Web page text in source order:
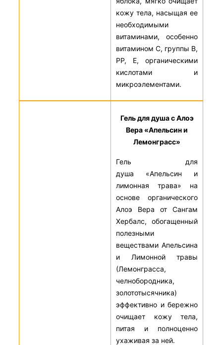
кожу тела, насыщая ее
необходимыми
витаминами, особенно
витамином С, группы В,
РР, Е, органическими
кислотами и
микроэлементами.
Гель для душа с Алоэ
Вера «Апельсин и
Лемонграсс»
Гель для
душа «Апельсин и
лимонная трава» на
основе органического
Алоэ Вера от Сангам
Хербалс, обогащенный
полезными
веществами Апельсина
и Лимонной травы
(Лемонграсса,
челнобородника,
золототысячника)
эффективно и бережно
очищает кожу тела,
питая и полноценно
ухаживая за ней.